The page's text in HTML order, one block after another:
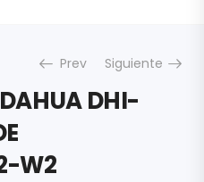
Prev Siguiente
DHI-
W2